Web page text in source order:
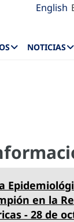
English
NOTICIAS
en la
- 28 de